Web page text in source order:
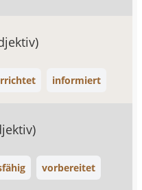
informiert
vorbereitet